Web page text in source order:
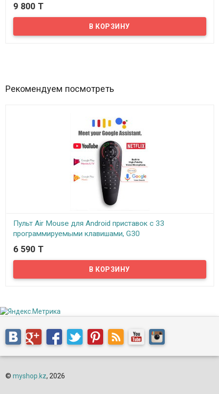
В наличии
Представляем вам недорогой спутниковый ресивер OPENBOX
DVB- S4 SX4. Ресивер способен принимать кодированные и
открытые каналы со спутника в стандартном SD и высоком HD
9 800 T
Рекомендуем посмотреть
Пульт Air Mouse для Android приставок с 33
программируемыми клавишами, G30
В наличии
При использовании Smart TV, Android TV и т.п., самым удобным
вариантом будет приобретение Пульта Air Mouse (Воздушная
мышь) G30, который представляет собой подобие беспроводной
6 590 T
© myshop.kz, 2026